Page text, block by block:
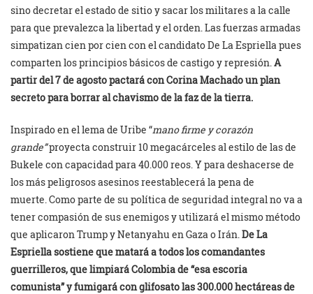
sino decretar el estado de sitio y sacar los militares a la calle
para que prevalezca la libertad y el orden. Las fuerzas armadas
simpatizan cien por cien con el candidato De La Espriella pues
comparten los principios básicos de castigo y represión.A
partir del 7 de agosto pactará con Corina Machado un plan
secreto para borrar al chavismo de la faz de la tierra.
Inspirado en el lema de Uribe “mano firme y corazón
grande”proyecta construir 10 megacárceles al estilo de las de
Bukele con capacidad para 40.000 reos. Y para deshacerse de
los más peligrosos asesinos reestablecerá la pena de
muerte. Como parte de su política de seguridad integral no va a
tener compasión de sus enemigos y utilizará el mismo método
que aplicaron Trump y Netanyahu en Gaza o Irán.De La
Espriella sostiene que matará a todos los comandantes
guerrilleros, que limpiará Colombia de “esa escoria
comunista” y fumigará con glifosato las 300.000 hectáreas de